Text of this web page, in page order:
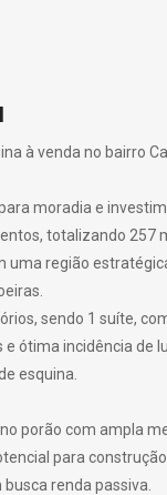
à venda no bairro
moradia e
totalizando 257
uma região
sendo 1 suíte,
ótima incidência de
esquina.
porão com ampla
para
renda passiva.